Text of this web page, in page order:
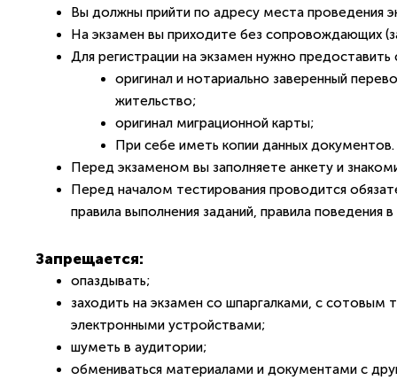
Вы должны прийти по адресу места проведения
На экзамен вы приходите без сопровождающих
Для регистрации на экзамен нужно
оригинал и нотариально заверенный
жительство;
оригинал миграционной карты;
При себе иметь копии данных документов.
Перед экзаменом вы заполняете анкету и
Перед началом тестирования проводится
правила выполнения заданий, правила поведения
Запрещается:
опаздывать;
заходить на экзамен со шпаргалками, с
электронными устройствами;
шуметь в аудитории;
обмениваться материалами и документами с